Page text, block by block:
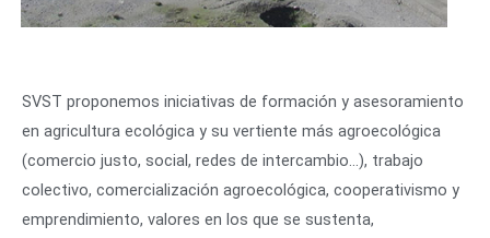
SVST proponemos iniciativas de formación y asesoramiento
en agricultura ecológica y su vertiente más agroecológica
(comercio justo, social, redes de intercambio…), trabajo
colectivo, comercialización agroecológica, cooperativismo y
emprendimiento, valores en los que se sustenta,